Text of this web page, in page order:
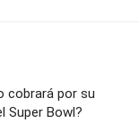
cobrará por su
Super Bowl?